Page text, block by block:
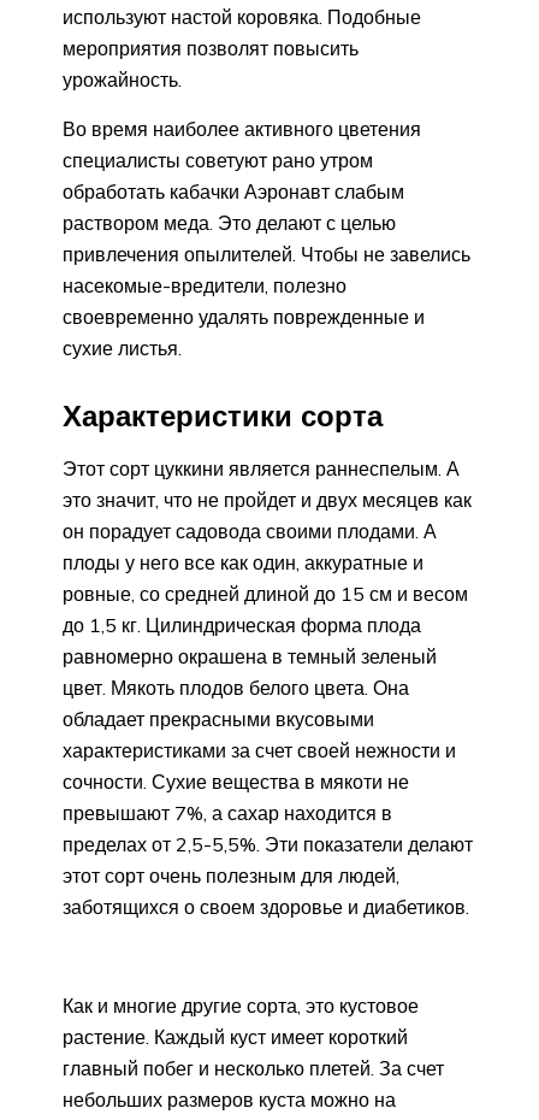
используют настой коровяка. Подобные
мероприятия позволят повысить
урожайность.
Во время наиболее активного цветения
специалисты советуют рано утром
обработать кабачки Аэронавт слабым
раствором меда. Это делают с целью
привлечения опылителей. Чтобы не завелись
насекомые-вредители, полезно
своевременно удалять поврежденные и
сухие листья.
Характеристики сорта
Этот сорт цуккини является раннеспелым. А
это значит, что не пройдет и двух месяцев как
он порадует садовода своими плодами. А
плоды у него все как один, аккуратные и
ровные, со средней длиной до 15 см и весом
до 1,5 кг. Цилиндрическая форма плода
равномерно окрашена в темный зеленый
цвет. Мякоть плодов белого цвета. Она
обладает прекрасными вкусовыми
характеристиками за счет своей нежности и
сочности. Сухие вещества в мякоти не
превышают 7%, а сахар находится в
пределах от 2,5-5,5%. Эти показатели делают
этот сорт очень полезным для людей,
заботящихся о своем здоровье и диабетиков.
Как и многие другие сорта, это кустовое
растение. Каждый куст имеет короткий
главный побег и несколько плетей. За счет
небольших размеров куста можно на